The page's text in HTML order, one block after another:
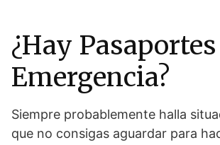
¿Hay
Emergencia?
Siempre probablemente halla
que no consigas aguardar para